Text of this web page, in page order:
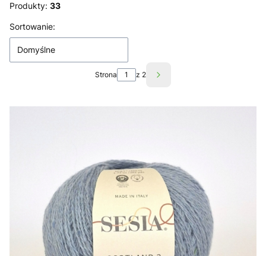
Produkty: 33
Lista produktów
Sortowanie:
Domyślne
Strona z 2 Następne produkty